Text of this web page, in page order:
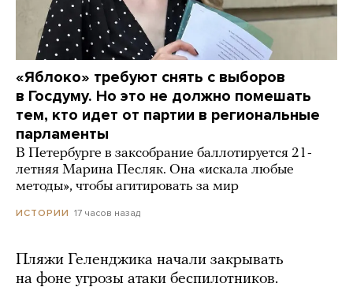
«Яблоко» требуют снять с выборов
в Госдуму. Но это не должно помешать
тем, кто идет от партии в региональные
парламенты
В Петербурге в заксобрание баллотируется 21-
летняя Марина Песляк. Она «искала любые
методы», чтобы агитировать за мир
ИСТОРИИ 17 часов назад
Пляжи Геленджика начали закрывать
на фоне угрозы атаки беспилотников.